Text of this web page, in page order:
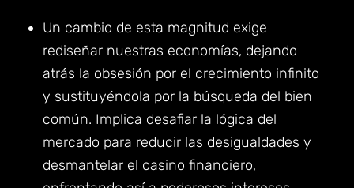
Un cambio de esta magnitud exige
rediseñar nuestras economías, dejando
atrás la obsesión por el crecimiento infinito
y sustituyéndola por la búsqueda del bien
común. Implica desafiar la lógica del
mercado para reducir las desigualdades y
desmantelar el casino financiero,